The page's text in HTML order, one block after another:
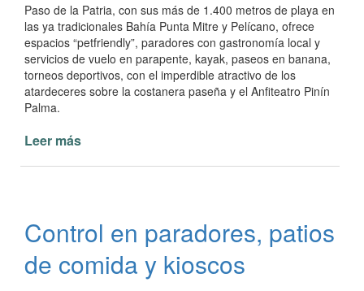
Paso de la Patria, con sus más de 1.400 metros de playa en
las ya tradicionales Bahía Punta Mitre y Pelícano, ofrece
espacios “petfriendly”, paradores con gastronomía local y
servicios de vuelo en parapente, kayak, paseos en banana,
torneos deportivos, con el imperdible atractivo de los
atardeceres sobre la costanera paseña y el Anfiteatro Pinín
Palma.
Leer más
es
el
paraíso
Control en paradores, patios
de comida y kioscos